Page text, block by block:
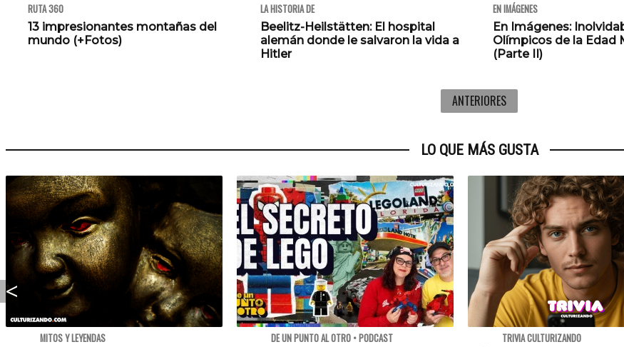
RUTA 360
13 impresionantes montañas del
mundo (+Fotos)
LA HISTORIA DE
Beelitz-Heilstätten: El hospital
alemán donde le salvaron la vida a
Hitler
EN IMÁGENES
En Imágenes:
Olímpicos de la Edad
(Parte II)
ANTERIORES
LO QUE MÁS GUSTA
MITOS Y LEYENDAS
DE UN PUNTO AL OTRO • PODCAST
TRIVIA CULTURIZANDO